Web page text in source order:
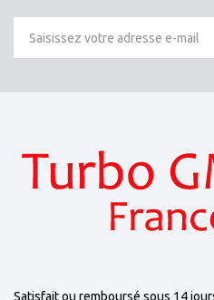
Satisfait ou remboursé sous 14